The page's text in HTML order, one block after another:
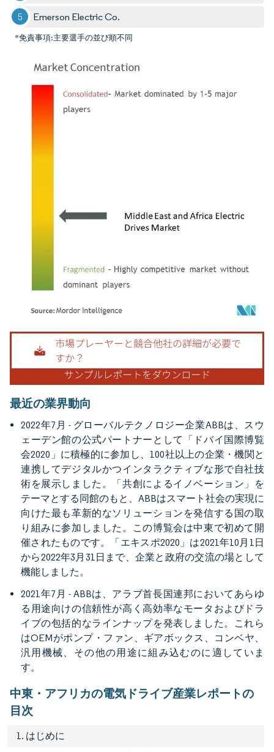
Emerson Electric Co.
*免責事項:主要選手の並び順不同
画像 © Mordor Intelligence。再利用にはCC BY 4.0の表示が必要です。
最近の業界動向
2022年7月 - グローバルテクノロジー企業ABBは、スウ
ェーデン館の公式パートナーとして「ドバイ国際博覧
会2020」に積極的に参加し、100社以上の企業・機関と
連携してデジタルかつインタラクティブな形で自社技
術を展示しました。「共創によるイノベーション」を
テーマとする同館のもと、ABBはスマート社会の実現に
向けた最も革新的なソリューションを発信する国の取
り組みに参加しました。この博覧会は中東で初めて開
催されたものです。「エキスポ2020」は2021年10月1日
から2022年3月31日まで、企業と政府の交流の場として
機能しました。
2021年7月 - ABBは、アラブ首長国連邦においてあらゆ
る用途向けの信頼性が高く高効率なモータおよびドラ
イブの包括的なラインナップを発表しました。これら
はOEMがポンプ・ファン、ギアボックス、コンベヤ、
汎用機械、その他の用途に組み込むのに適していま
す。
中東・アフリカの電気ドライブ産業レポートの
目次
1. はじめに